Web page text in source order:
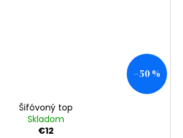
–50 %
Šifóvoný top
Skladom
€12